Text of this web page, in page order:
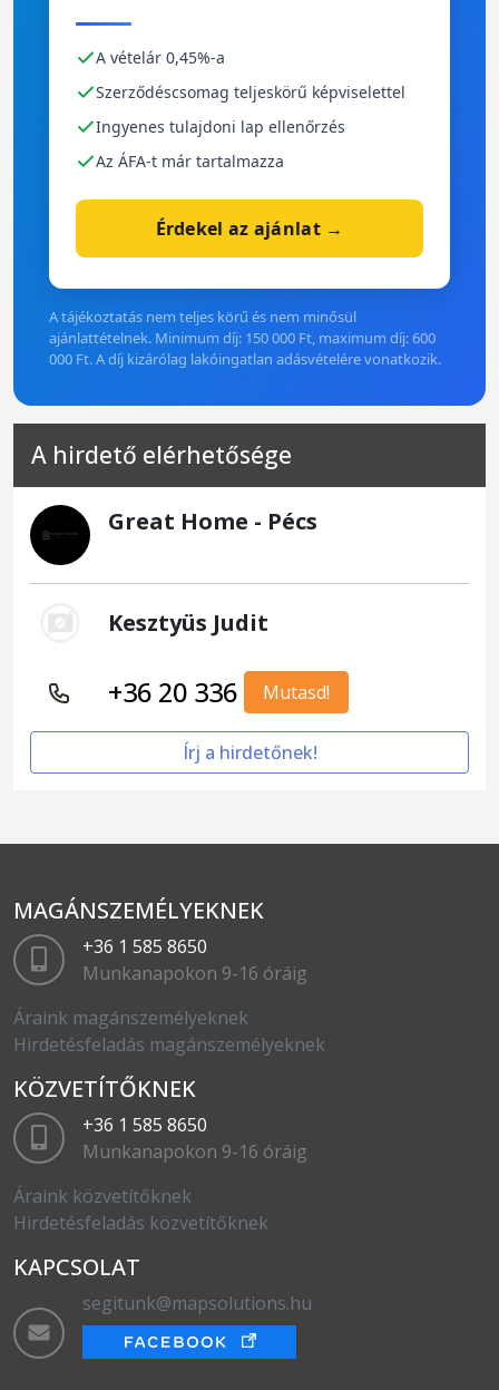
A vételár 0,45%-a
Szerződéscsomag teljeskörű képviselettel
Ingyenes tulajdoni lap ellenőrzés
Az ÁFA-t már tartalmazza
Érdekel az ajánlat →
A tájékoztatás nem teljes körű és nem minősül
ajánlattételnek. Minimum díj: 150 000 Ft, maximum díj: 600
000 Ft. A díj kizárólag lakóingatlan adásvételére vonatkozik.
A hirdető elérhetősége
Great Home - Pécs
Kesztyüs Judit
+36 20 336 Mutasd!
Írj a hirdetőnek!
MAGÁNSZEMÉLYEKNEK
+36 1 585 8650
Munkanapokon 9-16 óráig
Áraink magánszemélyeknek
Hirdetésfeladás magánszemélyeknek
KÖZVETÍTŐKNEK
+36 1 585 8650
Munkanapokon 9-16 óráig
Áraink közvetítőknek
Hirdetésfeladás közvetítőknek
KAPCSOLAT
segitunk@mapsolutions.hu